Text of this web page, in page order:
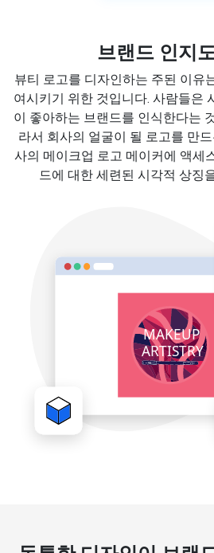
브랜드 인지
뷰티 로고를 디자인하는 주된 이유
여시키기 위한 것입니다. 사람들은
이 좋아하는 브랜드를 인식한다는
라서 회사의 얼굴이 될 로고를 만
사의 메이크업 로고 메이커에 액세
드에 대한 세련된 시각적 상징